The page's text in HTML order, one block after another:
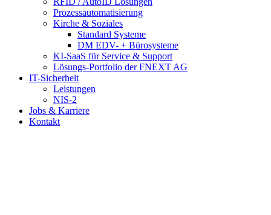
Prozessautomatisierung
Kirche & Soziales
Standard Systeme
DM EDV- + Bürosysteme
KI-SaaS für Service & Support
Lösungs-Portfolio der FNEXT AG
IT-Sicherheit
Leistungen
NIS-2
Jobs & Karriere
Kontakt